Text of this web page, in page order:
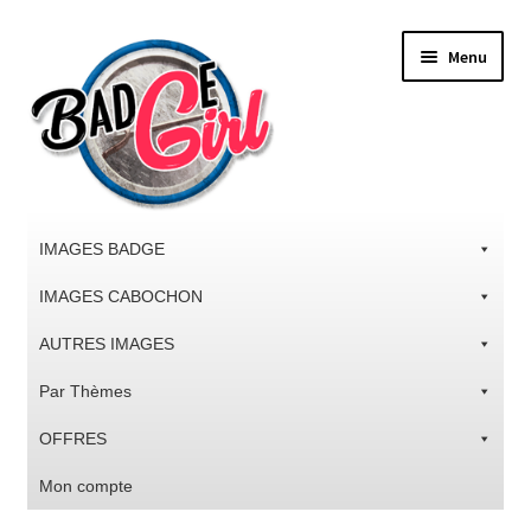
la
navigation
contenu
Menu
IMAGES BADGE
IMAGES CABOCHON
AUTRES IMAGES
Par Thèmes
OFFRES
Mon compte